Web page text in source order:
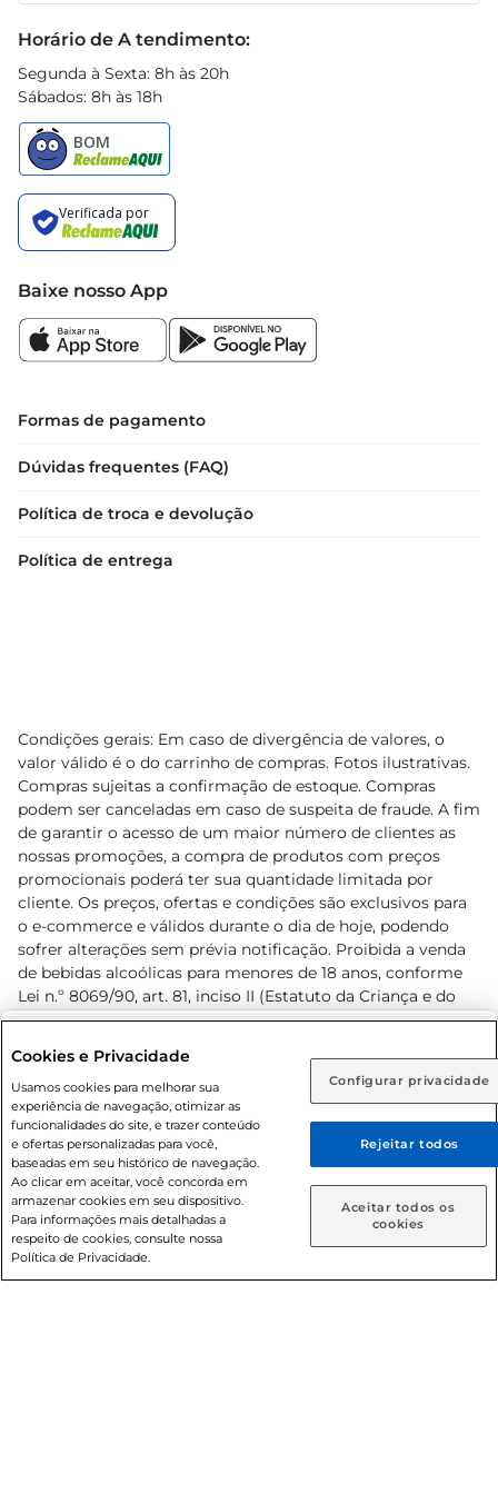
Rio de Janeiro (RJ) Goiás (GO)
Ou
Caso queira comprar online, informe como deseja receber
suas compras:
Entrega em casa Retire em Loja
Horário de A tendimento:
Segunda à Sexta: 8h às 20h
Sábados: 8h às 18h
Baixe nosso App
Formas de pagamento
Dúvidas frequentes (FAQ)
Política de troca e devolução
Política de entrega
Condições gerais: Em caso de divergência de valores, o
valor válido é o do carrinho de compras. Fotos ilustrativas.
Compras sujeitas a confirmação de estoque. Compras
podem ser canceladas em caso de suspeita de fraude. A fim
de garantir o acesso de um maior número de clientes as
nossas promoções, a compra de produtos com preços
promocionais poderá ter sua quantidade limitada por
cliente. Os preços, ofertas e condições são exclusivos para
o e-commerce e válidos durante o dia de hoje, podendo
sofrer alterações sem prévia notificação. Proibida a venda
de bebidas alcoólicas para menores de 18 anos, conforme
Lei n.º 8069/90, art. 81, inciso II (Estatuto da Criança e do
Adolescente). Preços e condições exclusivos para o
prévio. O valor mínimo para as compras on-line é de R$
80,00.
© 2026 Copyright. Todos os direitos
reservados Prezunic.
Cookies e Privacidade
Usamos cookies para melhorar sua
experiência de navegação, otimizar as
funcionalidades do site, e trazer conteúdo
e ofertas personalizadas para você,
baseadas em seu histórico de navegação.
Ao clicar em aceitar, você concorda em
armazenar cookies em seu dispositivo.
Para informações mais detalhadas a
respeito de cookies, consulte nossa
Política de Privacidade.
Configurar privacidade
Rejeitar todos
Aceitar todos os
cookies